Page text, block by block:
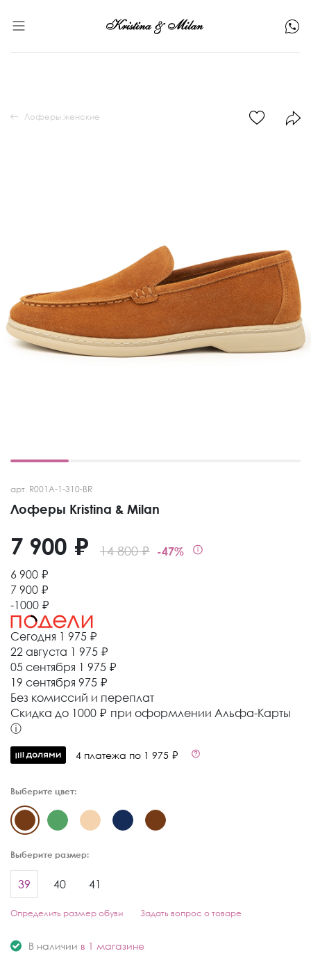
арт. R001A-1-310-BR
Лоферы Kristina & Milan
14 800 ₽ -47%
7 900 ₽
6 900 ₽
7 900 ₽
-1000 ₽
Сегодня 1 975 ₽
22 августа 1 975 ₽
05 сентября 1 975 ₽
19 сентября 975 ₽
Без комиссий и переплат
Cкидка до 1000 ₽ при оформлении Альфа-Карты
ⓘ
4 платежа по 1 975 ₽
Выберите цвет:
Выберите размер:
39 40 41
Определить размер обуви Задать вопрос о товаре
В наличии в 1 магазине
Лоферы женские